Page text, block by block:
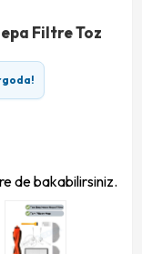
Filtre Toz
de bakabilirsiniz.